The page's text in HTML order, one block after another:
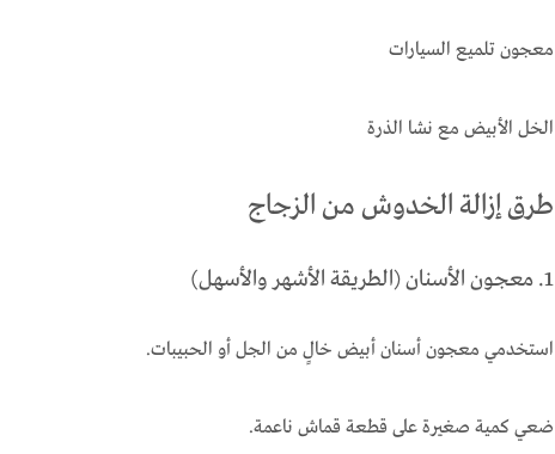
معجون تلميع السيارات
الخل الأبيض مع نشا الذرة
طرق إزالة الخدوش من الزجاج
1. معجون الأسنان (الطريقة الأشهر والأسهل)
استخدمي معجون أسنان أبيض خالٍ من الجل أو الحبيبات.
ضعي كمية صغيرة على قطعة قماش ناعمة.